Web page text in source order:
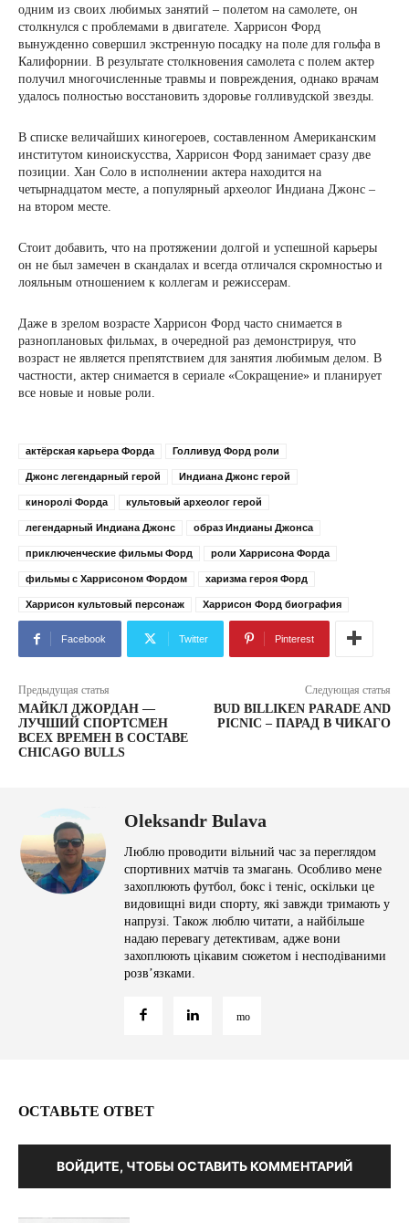
одним из своих любимых занятий – полетом на самолете, он
столкнулся с проблемами в двигателе. Харрисон Форд
вынужденно совершил экстренную посадку на поле для гольфа в
Калифорнии. В результате столкновения самолета с полем актер
получил многочисленные травмы и повреждения, однако врачам
удалось полностью восстановить здоровье голливудской звезды.
В списке величайших киногероев, составленном Американским
институтом киноискусства, Харрисон Форд занимает сразу две
позиции. Хан Соло в исполнении актера находится на
четырнадцатом месте, а популярный археолог Индиана Джонс –
на втором месте.
Стоит добавить, что на протяжении долгой и успешной карьеры
он не был замечен в скандалах и всегда отличался скромностью и
лояльным отношением к коллегам и режиссерам.
Даже в зрелом возрасте Харрисон Форд часто снимается в
разноплановых фильмах, в очередной раз демонстрируя, что
возраст не является препятствием для занятия любимым делом. В
частности, актер снимается в сериале «Сокращение» и планирует
все новые и новые роли.
актёрская карьера Форда Голливуд Форд роли
Джонс легендарный герой Индиана Джонс герой
киноролі Форда культовый археолог герой
легендарный Индиана Джонс образ Индианы Джонса
приключенческие фильмы Форд роли Харрисона Форда
фильмы с Харрисоном Фордом харизма героя Форд
Харрисон культовый персонаж Харрисон Форд биография
Facebook Twitter Pinterest
Предыдущая статья
МАЙКЛ ДЖОРДАН —
ЛУЧШИЙ СПОРТСМЕН
ВСЕХ ВРЕМЕН В СОСТАВЕ
CHICAGO BULLS
Следующая статья
BUD BILLIKEN PARADE AND
PICNIC – ПАРАД В ЧИКАГО
Oleksandr Bulava
Люблю проводити вільний час за переглядом
спортивних матчів та змагань. Особливо мене
захоплюють футбол, бокс і теніс, оскільки це
видовищні види спорту, які завжди тримають у
напрузі. Також люблю читати, а найбільше
надаю перевагу детективам, адже вони
захоплюють цікавим сюжетом і несподіваними
розв’язками.
ОСТАВЬТЕ ОТВЕТ
ВОЙДИТЕ, ЧТОБЫ ОСТАВИТЬ КОММЕНТАРИЙ